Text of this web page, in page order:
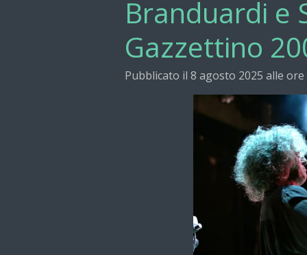
Branduardi e
Gazzettino
Pubblicato il 8 agosto 2025 alle ore